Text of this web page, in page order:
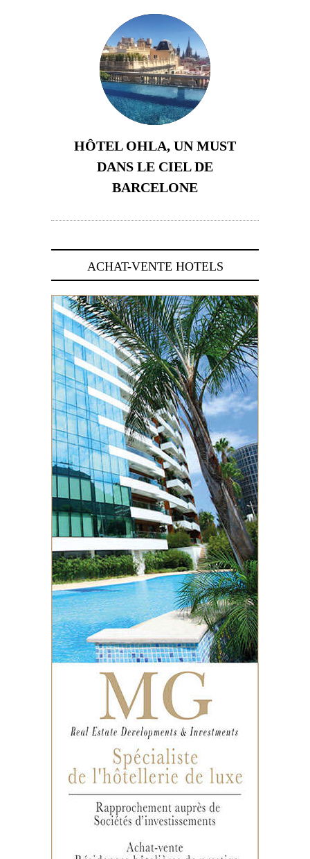
HÔTEL OHLA, UN MUST
DANS LE CIEL DE
BARCELONE
ACHAT-VENTE HOTELS